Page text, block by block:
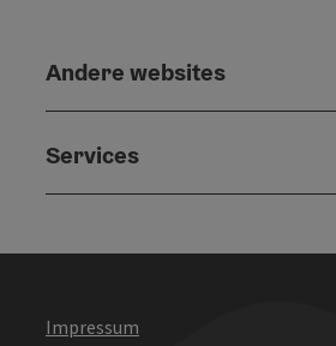
Andere websites
Services
Impressum